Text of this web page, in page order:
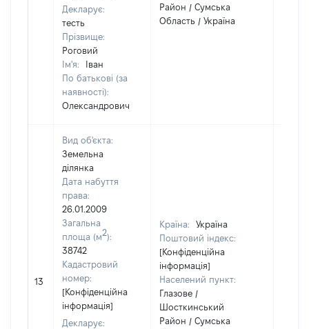
Декларує:
тесть
Прізвище:
Роговий
Ім'я:
Іван
По батькові (за
наявності):
Олександрович
Район / Сумська
Область / Україна
13
Вид об'єкта:
Земельна
ділянка
Дата набуття
права:
26.01.2009
Загальна
площа (м2):
38742
Кадастровий
номер:
[Конфіденційна
інформація]
Декларує:
Країна:
Україна
Поштовий індекс:
[Конфіденційна
інформація]
Населений пункт:
Глазове /
Шосткинський
Район / Сумська